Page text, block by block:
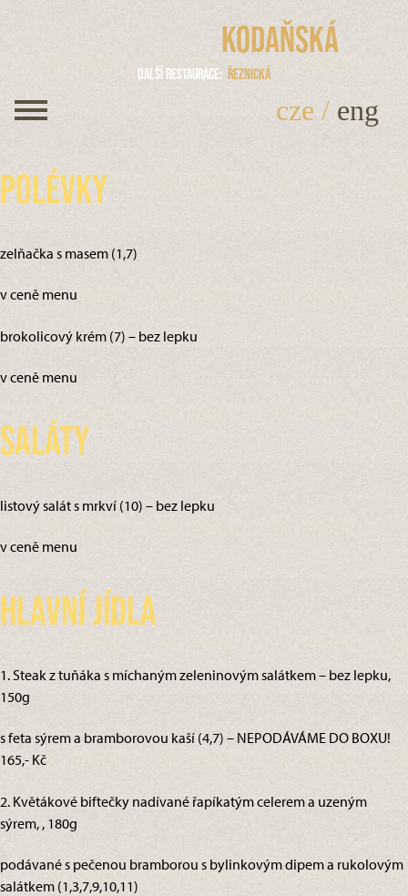
Kodaňská
Další restaurace Řeznická
cze / eng
Polévky
zelňačka s masem (1,7)
v ceně menu
brokolicový krém (7) – bez lepku
v ceně menu
Saláty
listový salát s mrkví (10) – bez lepku
v ceně menu
Hlavní jídla
1. Steak z tuňáka s míchaným zeleninovým salátkem – bez lepku,
150g
s feta sýrem a bramborovou kaší (4,7) – NEPODÁVÁME DO BOXU!
165,- Kč
2. Květákové biftečky nadívané řapíkatým celerem a uzeným
sýrem, , 180g
podávané s pečenou bramborou s bylinkovým dipem a rukolovým
salátkem (1,3,7,9,10,11)